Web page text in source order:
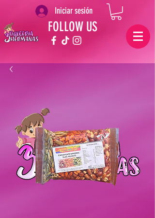
Iniciar sesión
FOLLOW US